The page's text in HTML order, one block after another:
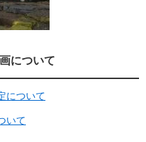
について
について
いて